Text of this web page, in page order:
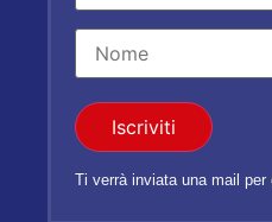
Iscriviti
Ti verrà inviata una mail per